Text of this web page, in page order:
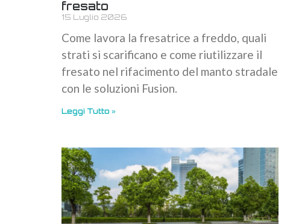
fresato
15 Luglio 2026
Come lavora la fresatrice a freddo, quali
strati si scarificano e come riutilizzare il
fresato nel rifacimento del manto stradale
con le soluzioni Fusion.
Leggi Tutto »